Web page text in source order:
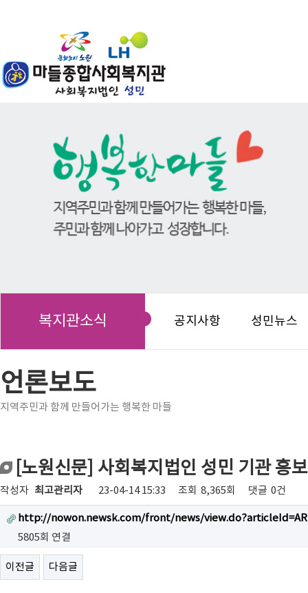
복지관소식 공지사항 성민뉴스
언론보도
지역주민과 함께 만들어가는 행복한 마들
[노원신문] 사회복지법인 성민 기관 홍
작성자 최고관리자 23-04-14 15:33 조회 8,365회 댓글 0건
http://nowon.newsk.com/front/news/
5805회 연결
이전글 다음글